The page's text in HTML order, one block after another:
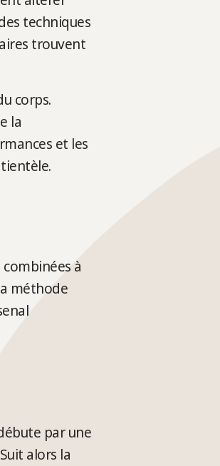
techniques
trouvent
corps.
la
et les
à
méthode
par une
alors la